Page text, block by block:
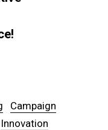
Campaign
Innovation